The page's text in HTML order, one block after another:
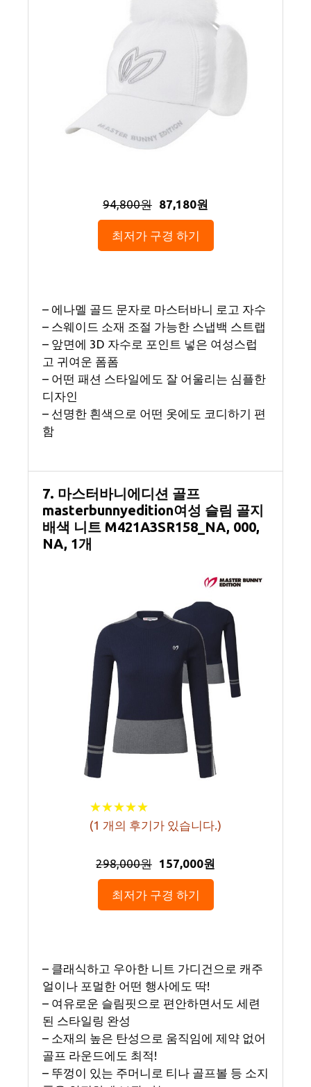
94,800원 87,180원
최저가 구경 하기
– 에나멜 골드 문자로 마스터바니 로고 자수
– 스웨이드 소재 조절 가능한 스냅백 스트랩
– 앞면에 3D 자수로 포인트 넣은 여성스럽
고 귀여운 폼폼
– 어떤 패션 스타일에도 잘 어울리는 심플한
디자인
– 선명한 흰색으로 어떤 옷에도 코디하기 편
함
7. 마스터바니에디션 골프
masterbunnyedition여성 슬림 골지
배색 니트 M421A3SR158_NA, 000,
NA, 1개
★★★★★
★★★★★
(1 개의 후기가 있습니다.)
298,000원 157,000원
최저가 구경 하기
– 클래식하고 우아한 니트 가디건으로 캐주
얼이나 포멀한 어떤 행사에도 딱!
– 여유로운 슬림핏으로 편안하면서도 세련
된 스타일링 완성
– 소재의 높은 탄성으로 움직임에 제약 없어
골프 라운드에도 최적!
– 뚜껑이 있는 주머니로 티나 골프볼 등 소지